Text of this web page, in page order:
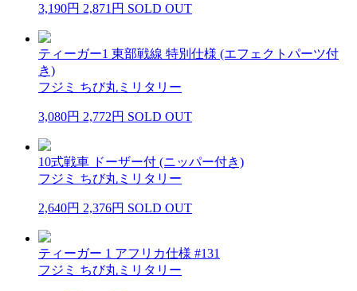
3,190円 2,871円 SOLD OUT
ティーガー1 東部戦線 特別仕様 (エフェクトパーツ付
き)
フジミ ちび丸ミリタリー
3,080円 2,772円 SOLD OUT
10式戦車 ドーザー付 (ニッパー付き)
フジミ ちび丸ミリタリー
2,640円 2,376円 SOLD OUT
ティーガー 1 アフリカ仕様 #131
フジミ ちび丸ミリタリー